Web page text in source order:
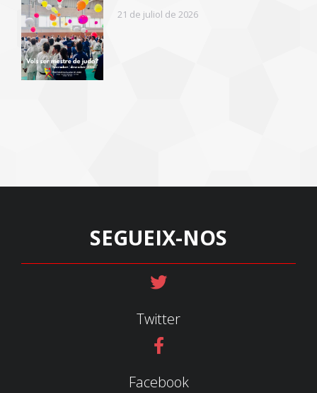
21 de juliol de 2026
SEGUEIX-NOS
Twitter
Facebook